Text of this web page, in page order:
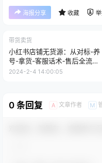
海报分享 收藏
带货卖货
小红书店铺无货源：从对标-养
号-拿货-客服话术-售后全流程
(20节课)
2024-2-4 14:00:05
0 条回复 A 文章作者 M